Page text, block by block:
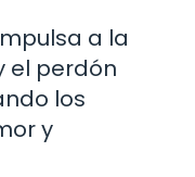
a la
el perdón
los
y